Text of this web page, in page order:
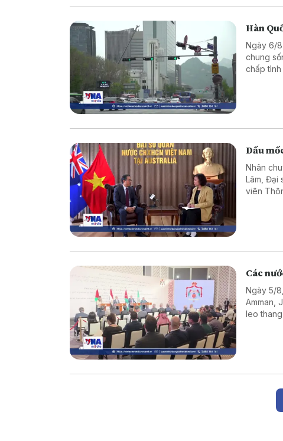
Hàn
Ngày 6/
chung
chấp
Dấu
Nhân
Lâm, Đại
viên
Các
Ngày 5/
Amman,
leo